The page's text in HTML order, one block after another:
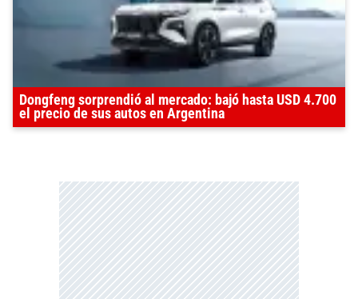
Dongfeng sorprendió al mercado: bajó hasta USD 4.700
el precio de sus autos en Argentina